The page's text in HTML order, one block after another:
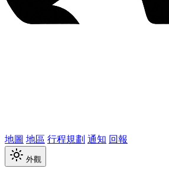
地圖 地區 行程規劃 通知 回報
外觀